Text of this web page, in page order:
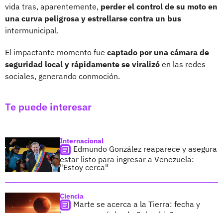
vida tras, aparentemente, perder el control de su moto en
una curva peligrosa y estrellarse contra un bus
intermunicipal.
El impactante momento fue captado por una cámara de
seguridad local y rápidamente se viralizó en las redes
sociales, generando conmoción.
Te puede interesar
Internacional
Edmundo González reaparece y asegura
estar listo para ingresar a Venezuela:
"Estoy cerca"
Ciencia
Marte se acerca a la Tierra: fecha y